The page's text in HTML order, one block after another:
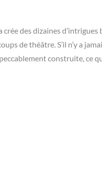
des dizaines
de théâtre. S’il n’y a
construite, ce